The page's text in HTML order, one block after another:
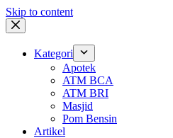
Skip to content
Kategori
Apotek
ATM BCA
ATM BRI
Masjid
Pom Bensin
Artikel